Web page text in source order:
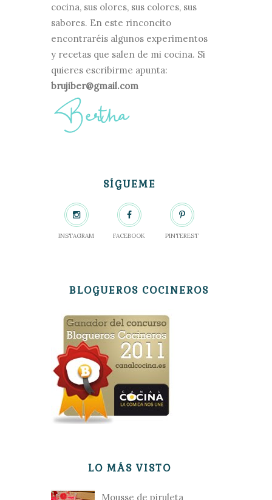
cocina, sus olores, sus colores, sus
sabores. En este rinconcito
encontraréis algunos experimentos
y recetas que salen de mi cocina. Si
quieres escribirme apunta:
brujiber@gmail.com
SÍGUEME
INSTAGRAM FACEBOOK PINTEREST
BLOGUEROS COCINEROS
LO MÁS VISTO
Mousse de piruleta